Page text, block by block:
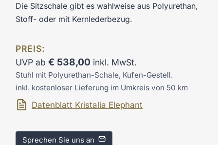
Die Sitzschale gibt es wahlweise aus Polyurethan,
Stoff- oder mit Kernlederbezug.
PREIS:
UVP ab € 538,00 inkl. MwSt.
Stuhl mit Polyurethan-Schale, Kufen-Gestell.
inkl. kostenloser Lieferung im Umkreis von 50 km
Datenblatt Kristalia Elephant
Sprechen Sie uns an